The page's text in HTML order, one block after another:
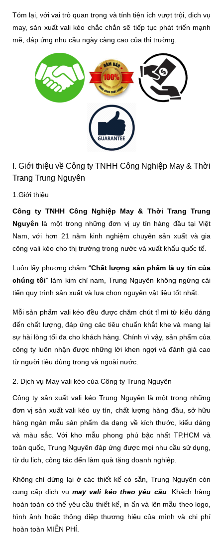
Tóm lại, với vai trò quan trọng và tính tiện ích vượt trội, dịch vụ
may, sản xuất vali kéo chắc chắn sẽ tiếp tục phát triển mạnh
mẽ, đáp ứng nhu cầu ngày càng cao của thị trường.
I. Giới thiệu về Công ty TNHH Công Nghiệp May & Thời
Trang Trung Nguyên
1.Giới thiệu
Công ty TNHH Công Nghiệp May & Thời Trang Trung
Nguyên là một trong những đơn vị uy tín hàng đầu tại Việt
Nam, với hơn 21 năm kinh nghiệm chuyên sản xuất và gia
công vali kéo cho thị trường trong nước và xuất khẩu quốc tế.
Luôn lấy phương châm “Chất lượng sản phẩm là uy tín của
chúng tôi” làm kim chỉ nam, Trung Nguyên không ngừng cải
tiến quy trình sản xuất và lựa chọn nguyên vật liệu tốt nhất.
Mỗi sản phẩm vali kéo đều được chăm chút tỉ mỉ từ kiểu dáng
đến chất lượng, đáp ứng các tiêu chuẩn khắt khe và mang lại
sự hài lòng tối đa cho khách hàng. Chính vì vậy, sản phẩm của
công ty luôn nhận được những lời khen ngợi và đánh giá cao
từ người tiêu dùng trong và ngoài nước.
2. Dịch vụ May vali kéo của Công ty Trung Nguyên
Công ty sản xuất vali kéo Trung Nguyên là một trong những
đơn vị sản xuất vali kéo uy tín, chất lượng hàng đầu, sở hữu
hàng ngàn mẫu sản phẩm đa dạng về kích thước, kiểu dáng
và màu sắc. Với kho mẫu phong phú bậc nhất TP.HCM và
toàn quốc, Trung Nguyên đáp ứng được mọi nhu cầu sử dụng,
từ du lịch, công tác đến làm quà tặng doanh nghiệp.
Không chỉ dừng lại ở các thiết kế có sẵn, Trung Nguyên còn
cung cấp dịch vụmay vali kéo theo yêu cầu. Khách hàng
hoàn toàn có thể yêu cầu thiết kế, in ấn và lên mẫu theo logo,
hình ảnh hoặc thông điệp thương hiệu của mình và chi phí
hoàn toàn MIỄN PHÍ.